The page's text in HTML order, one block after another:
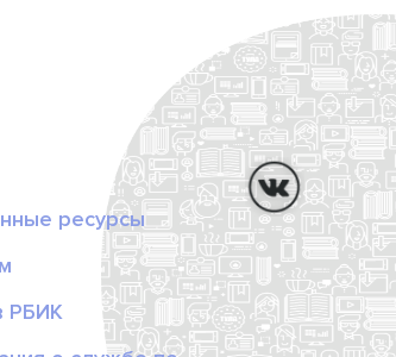
ресурсы
РБИК